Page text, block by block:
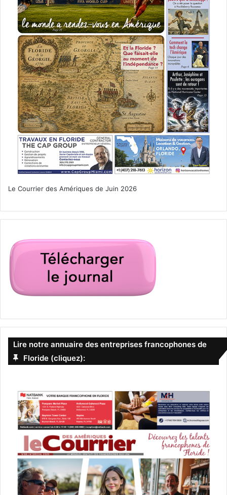
Le Courrier des Amériques de Juin 2026
Lire notre annuaire des entreprises francophones de
Floride (cliquez):